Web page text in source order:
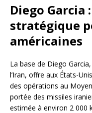
Diego Garcia
stratégique
américaines
La base de Diego
l’Iran, offre aux États-
des opérations au
portée des missiles
estimée à environ 2 000